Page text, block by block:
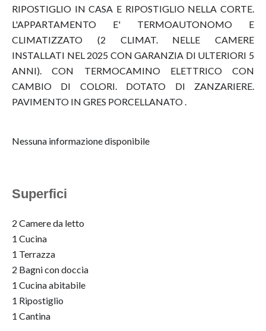
RIPOSTIGLIO IN CASA E RIPOSTIGLIO NELLA CORTE.
L'APPARTAMENTO E' TERMOAUTONOMO E
CLIMATIZZATO (2 CLIMAT. NELLE CAMERE
INSTALLATI NEL 2025 CON GARANZIA DI ULTERIORI 5
ANNI). CON TERMOCAMINO ELETTRICO CON
CAMBIO DI COLORI. DOTATO DI ZANZARIERE.
PAVIMENTO IN GRES PORCELLANATO .
Nessuna informazione disponibile
Superfici
2 Camere da letto
1 Cucina
1 Terrazza
2 Bagni con doccia
1 Cucina abitabile
1 Ripostiglio
1 Cantina